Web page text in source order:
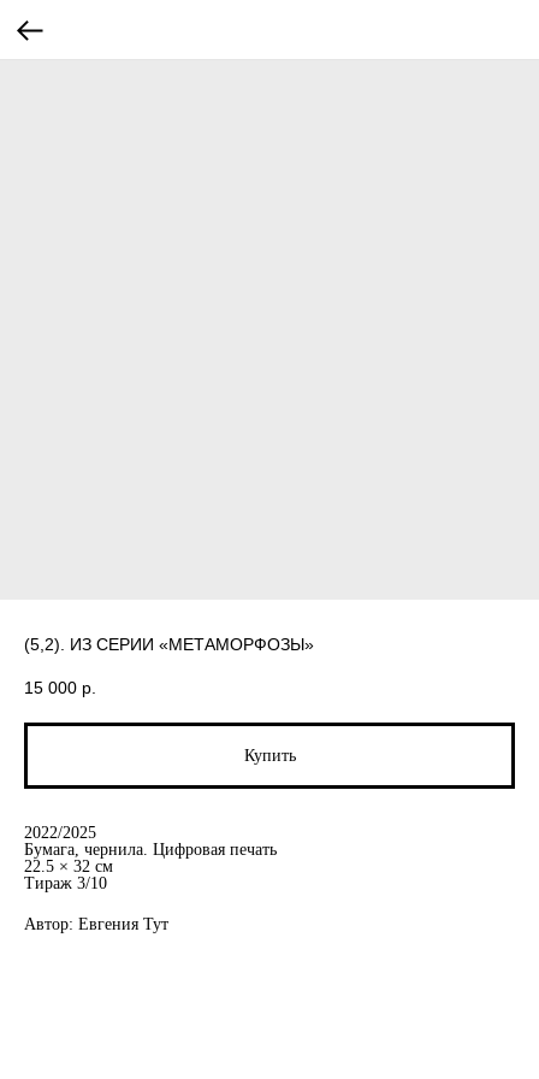
(5,2). ИЗ СЕРИИ «МЕТАМОРФОЗЫ»
15 000 р.
Купить
2022/2025
Бумага, чернила. Цифровая печать
22.5 × 32 см
Тираж 3/10
Автор: Евгения Тут